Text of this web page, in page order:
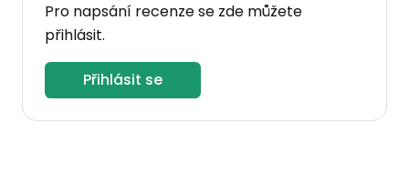
Pro napsání recenze se zde můžete
přihlásit.
Přihlásit se